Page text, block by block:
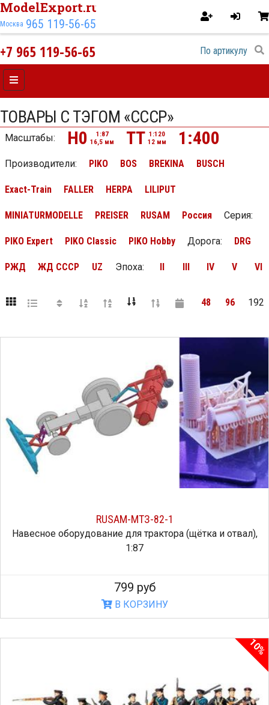
ModelExport.ru
Москва 965 119-56-65
+7 965 119-56-65
ТОВАРЫ С ТЭГОМ «СССР»
Масштабы: H0
1:87
16,5 мм
TT 1:120
12 мм
1:400
Производители: PIKO BOS BREKINA BUSCH
Exact-Train FALLER HERPA LILIPUT
MINIATURMODELLE PREISER RUSAM Россия Серия:
PIKO Expert PIKO Classic PIKO Hobby Дорога: DRG
РЖД ЖД СССР UZ Эпоха: II III IV V VI
48 96 192
RUSAM-МТЗ-82-1
Навесное оборудование для трактора (щётка и отвал),
1:87
799 руб
В КОРЗИНУ
10%